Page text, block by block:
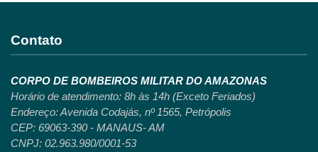
Contato
CORPO DE BOMBEIROS MILITAR DO AMAZONAS
Horário de atendimento: 8h às 14h (Exceto Feriados)
Endereço: Avenida Codajás, nº 1565, Petrópolis
CEP: 69063-390 - MANAUS- AM
CNPJ: 02.963.980/0001-53